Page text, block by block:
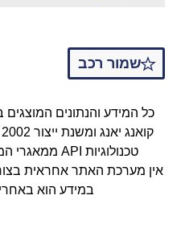
שמור רכב
טכנולוגיות API ממאגרי המידע של משרד התחבורה.
אין מערכת האתר אחראית
במידע הוא